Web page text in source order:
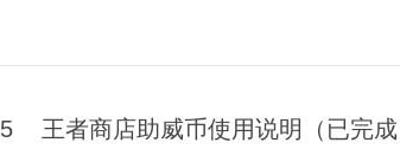
王者商店助威币使用说明（已完成